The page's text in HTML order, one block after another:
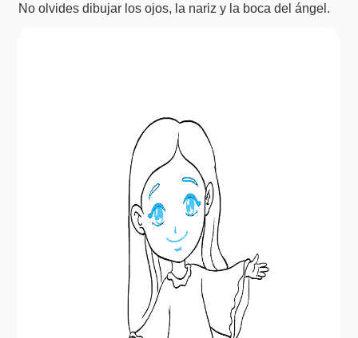
No olvides dibujar los ojos, la nariz y la boca del ángel.